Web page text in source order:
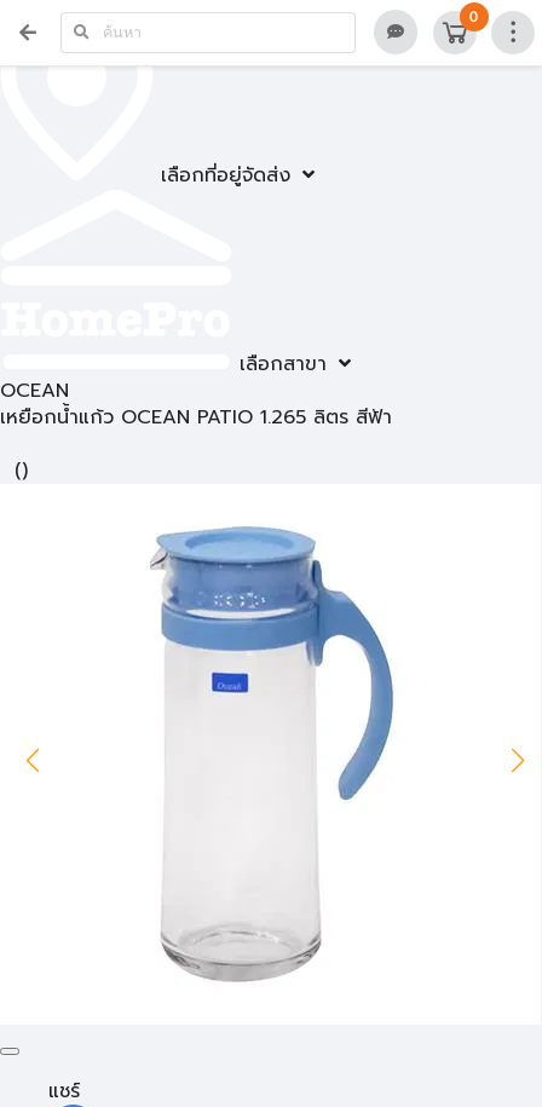
เลือกที่อยู่จัดส่ง
เลือกสาขา
0
OCEAN
เหยือกน้ำแก้ว OCEAN PATIO 1.265 ลิตร สีฟ้า
()
แชร์